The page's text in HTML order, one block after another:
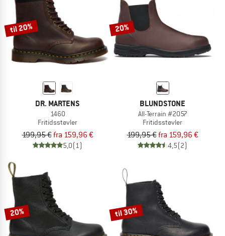
til 20%
DR. MARTENS
1460
Fritidsstøvler
199,95 €fra 159,96 €
5,0(1)
20%
BLUNDSTONE
All-Terrain #2057
Fritidsstøvler
199,95 €fra 159,96 €
4,5(2)
20% til 30%